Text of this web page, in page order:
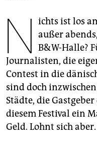
abo
genossenschaft
epaper login
N ichts ist los
außer
B&W-Halle?
Journalisten, die
Contest in die
sind doch
Städte, die Gastgeber
diesem Festival ein
Geld. Lohnt sich aber.